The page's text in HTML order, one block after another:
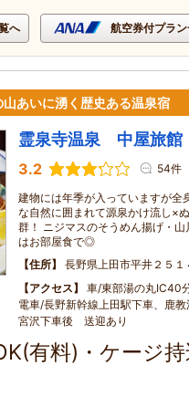
へ 航空券付プラ
あいに湧く歴史ある温泉宿
霊泉寺温泉 中屋旅館
3.2 54件
建物には年季が入っていますが全
な自然に囲まれて源泉かけ流し×
群！ ニジマスのそうめん揚げ・
はお部屋食で◎
住所
長野県上田市平井２５１
アクセス
車/東部湯の丸
電車/長野新幹線上田駅下車、鹿
宮沢下車後 送迎あり
有料)・ケージ